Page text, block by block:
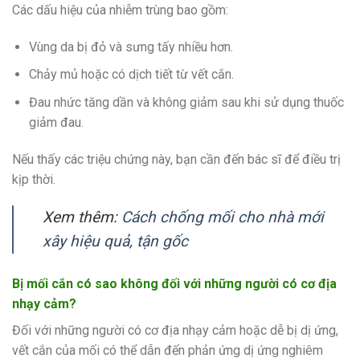
Các dấu hiệu của nhiễm trùng bao gồm:
Vùng da bị đỏ và sưng tấy nhiều hơn.
Chảy mủ hoặc có dịch tiết từ vết cắn.
Đau nhức tăng dần và không giảm sau khi sử dụng thuốc
giảm đau.
Nếu thấy các triệu chứng này, bạn cần đến bác sĩ để điều trị
kịp thời.
Xem thêm: Cách chống mối cho nhà mới
xây hiệu quả, tận gốc
Bị mối cắn có sao không đối với những người có cơ địa
nhạy cảm?
Đối với những người có cơ địa nhạy cảm hoặc dễ bị dị ứng,
vết cắn của mối có thể dẫn đến phản ứng dị ứng nghiêm